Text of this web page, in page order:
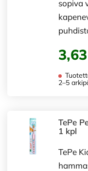
sopiva
2–5
TePe
1 kpl
TePe